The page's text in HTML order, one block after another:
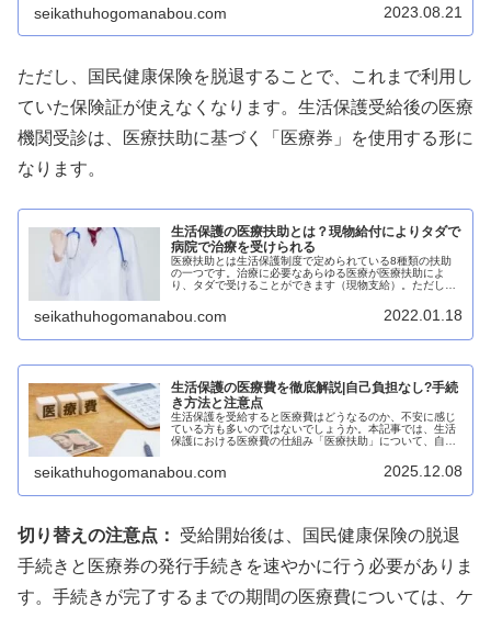
seikathuhogomanabou.com 2023.08.21
ただし、国民健康保険を脱退することで、これまで利用し
ていた保険証が使えなくなります。生活保護受給後の医療
機関受診は、医療扶助に基づく「医療券」を使用する形に
なります。
生活保護の医療扶助とは？現物給付によりタダで
病院で治療を受けられる
医療扶助とは生活保護制度で定められている8種類の扶助
の一つです。治療に必要なあらゆる医療が医療扶助によ
り、タダで受けることができます（現物支給）。ただし、
ージでは、医療扶助の内容・制限等について、できるだけ
簡単にわかりやすく解説します。
seikathuhogomanabou.com 2022.01.18
生活保護の医療費を徹底解説|自己負担なし?手続
き方法と注意点
生活保護を受給すると医療費はどうなるのか、不安に感じ
ている方も多いのではないでしょうか。本記事では、生活
保護における医療費の仕組み「医療扶助」について、自己
seikathuhogomanabou.com 2025.12.08
切り替えの注意点：
受給開始後は、国民健康保険の脱退
手続きと医療券の発行手続きを速やかに行う必要がありま
す。手続きが完了するまでの期間の医療費については、ケ